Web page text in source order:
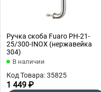
Ручка скоба Fuaro PH-21-
25/300-INOX (нержавейка
304)
В наличии
Код Товара: 35825
1 449 ₽